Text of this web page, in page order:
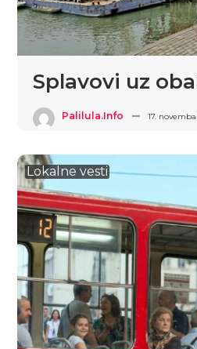
Splavovi uz
Palilula.info 17.
Lokalne vesti